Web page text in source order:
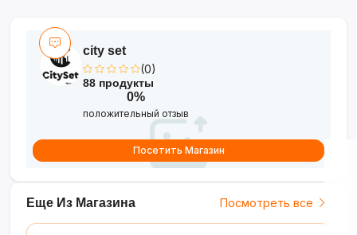
Еще Из Магазина Посмотреть все
city set
(0)
88 продукты
0%
положительный отзыв
Посетить Магазин